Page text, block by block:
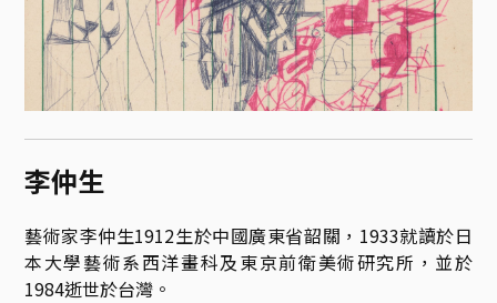
李仲生
藝術家李仲生1912生於中國廣東省韶關，1933就讀於日
本大學藝術系西洋畫科及東京前衛美術研究所，並於
1984逝世於台灣。